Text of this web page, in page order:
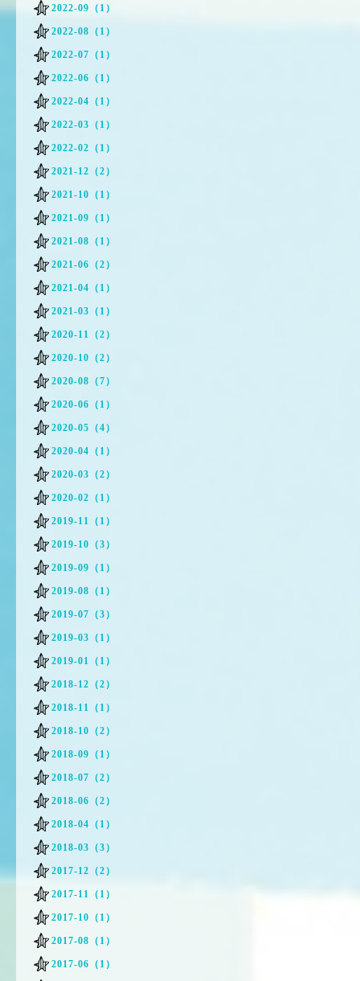
2022-09（1）
2022-08（1）
2022-07（1）
2022-06（1）
2022-04（1）
2022-03（1）
2022-02（1）
2021-12（2）
2021-10（1）
2021-09（1）
2021-08（1）
2021-06（2）
2021-04（1）
2021-03（1）
2020-11（2）
2020-10（2）
2020-08（7）
2020-06（1）
2020-05（4）
2020-04（1）
2020-03（2）
2020-02（1）
2019-11（1）
2019-10（3）
2019-09（1）
2019-08（1）
2019-07（3）
2019-03（1）
2019-01（1）
2018-12（2）
2018-11（1）
2018-10（2）
2018-09（1）
2018-07（2）
2018-06（2）
2018-04（1）
2018-03（3）
2017-12（2）
2017-11（1）
2017-10（1）
2017-08（1）
2017-06（1）